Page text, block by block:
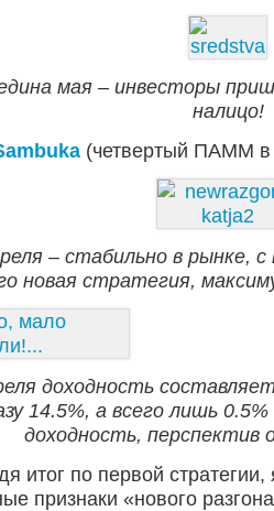
мая – инвесторы
налицо!
(четвертый ПАММ в
– стабильно в рынке,
новая стратегия,
доходность
14.5%, а всего лишь
доходность, перспектив
итог по первой
признаки «нового